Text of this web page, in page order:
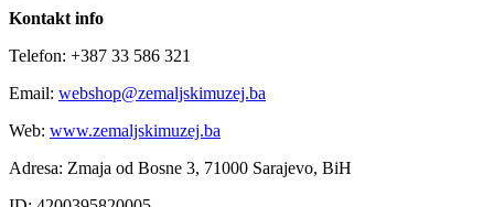
Kontakt info
Telefon: +387 33 586 321
Email: webshop@zemaljskimuzej.ba
Web: www.zemaljskimuzej.ba
Adresa: Zmaja od Bosne 3, 71000 Sarajevo, BiH